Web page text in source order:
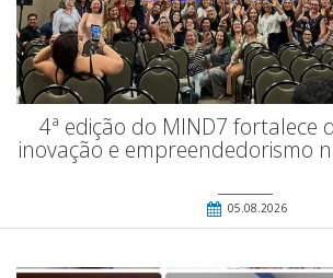
4ª edição do MIND7 fortalece
inovação e empreendedorismo
05.08.2026